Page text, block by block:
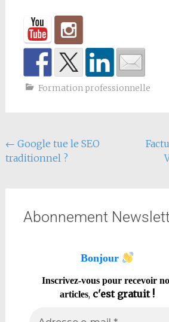
Formation professionnelle
← Google tue le SEO
traditionnel ?
Abonnement
Bonjour
Inscrivez-vous pour recevoir
articles, c'est gratuit !